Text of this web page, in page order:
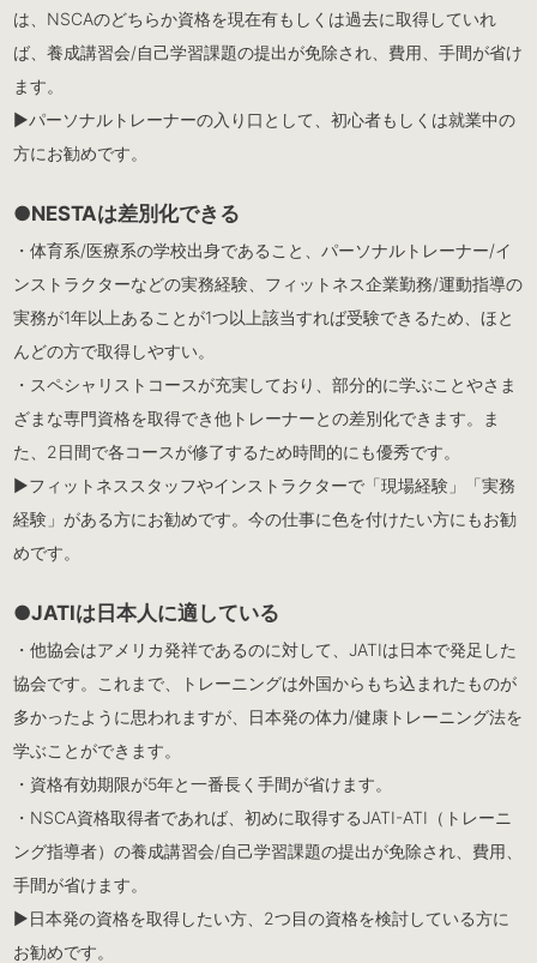
は、NSCAのどちらか資格を現在有もしくは過去に取得していれ
ば、養成講習会/自己学習課題の提出が免除され、費用、手間が省け
ます。
▶︎パーソナルトレーナーの入り口として、初心者もしくは就業中の
方にお勧めです。
●NESTAは差別化できる
・体育系/医療系の学校出身であること、パーソナルトレーナー/イ
ンストラクターなどの実務経験、フィットネス企業勤務/運動指導の
実務が1年以上あることが1つ以上該当すれば受験できるため、ほと
んどの方で取得しやすい。
・スペシャリストコースが充実しており、部分的に学ぶことやさま
ざまな専門資格を取得でき他トレーナーとの差別化できます。ま
た、2日間で各コースが修了するため時間的にも優秀です。
▶︎フィットネススタッフやインストラクターで「現場経験」「実務
経験」がある方にお勧めです。今の仕事に色を付けたい方にもお勧
めです。
●JATIは日本人に適している
・他協会はアメリカ発祥であるのに対して、JATIは日本で発足した
協会です。これまで、トレーニングは外国からもち込まれたものが
多かったように思われますが、日本発の体力/健康トレーニング法を
学ぶことができます。
・資格有効期限が5年と一番長く手間が省けます。
・NSCA資格取得者であれば、初めに取得するJATI-ATI（トレーニ
ング指導者）の養成講習会/自己学習課題の提出が免除され、費用、
手間が省けます。
▶︎日本発の資格を取得したい方、2つ目の資格を検討している方に
お勧めです。